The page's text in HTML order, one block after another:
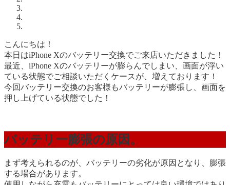
こんにちは！
本日はiPhone Xのバッテリー交換でご来店いただきました！
最近、iPhone Xのバッテリーが膨らんでしまい、画面が浮い
ている状態でご相談いただくケースが、増えております！
今回バッテリー交換のお客様もバッテリーが膨張し、画面を
押し上げている状態でした！
バッテリー膨張の原因。
まず考えられるのが、バッテリーの劣化が原因となり、膨張
する場合があります。